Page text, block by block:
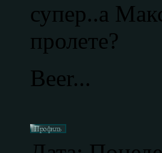
супер..а
пролете?
Beer...